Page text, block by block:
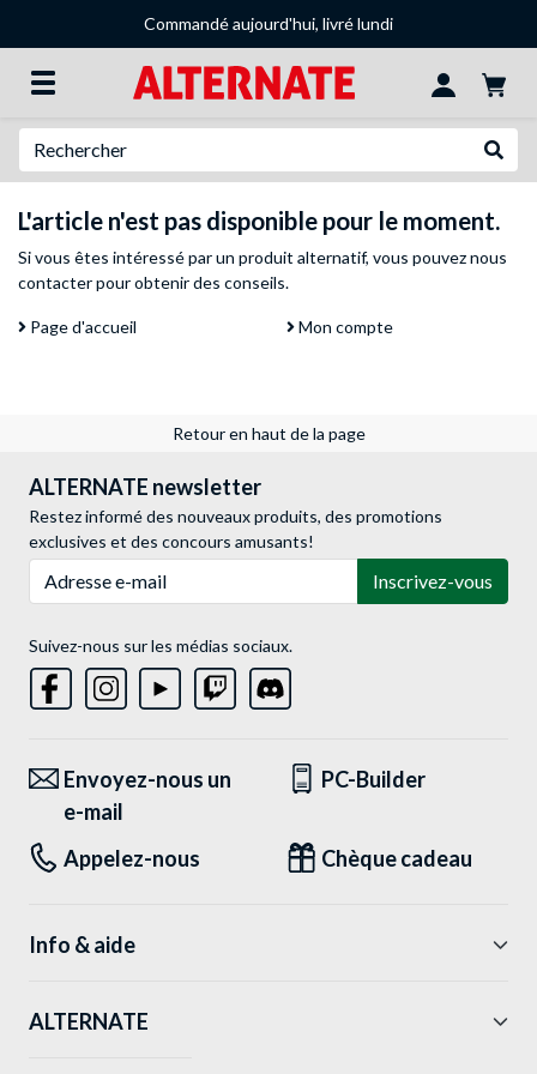
Commandé aujourd'hui, livré lundi
L'article n'est pas disponible pour le moment.
Si vous êtes intéressé par un produit alternatif, vous pouveznous
contacterpour obtenir des conseils.
Page d'accueil Mon compte
Retour en haut de la page
ALTERNATE newsletter
Restez informé des nouveaux produits, des promotions
exclusives et des concours amusants!
Inscrivez-vous
Suivez-nous sur les médias sociaux.
Envoyez-nous un
e-mail
PC-Builder
Appelez-nous Chèque cadeau
Info & aide
ALTERNATE